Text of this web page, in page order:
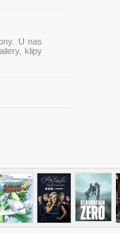
U nas
klipy